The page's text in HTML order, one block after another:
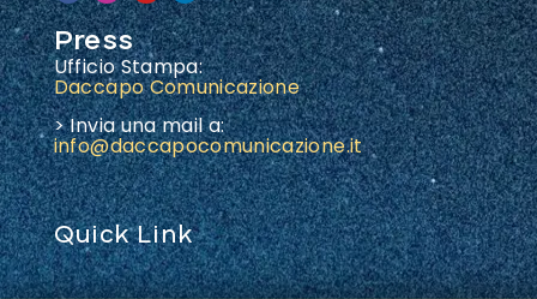
Press
Ufficio Stampa:
Daccapo Comunicazione
> Invia una mail a:
info@daccapocomunicazione.it
Quick Link